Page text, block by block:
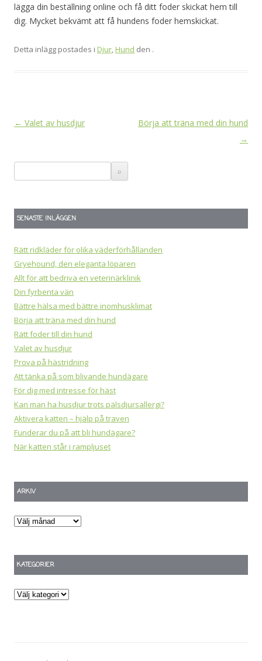
lägga din beställning online och få ditt foder skickat hem till
dig. Mycket bekvämt att få hundens foder hemskickat.
Detta inlägg postades i Djur,Hund den .
Inläggsnavigering
← Valet av husdjur
Börja att träna med din hund
→
SENASTE INLÄGGEN
Rätt ridkläder för olika väderförhållanden
Gryehound, den eleganta löparen
Allt för att bedriva en veterinärklinik
Din fyrbenta vän
Bättre hälsa med bättre inomhusklimat
Börja att träna med din hund
Rätt foder till din hund
Valet av husdjur
Prova på hästridning
Att tänka på som blivande hundägare
För dig med intresse för häst
Kan man ha husdjur trots pälsdjursallergi?
Aktivera katten – hjälp på traven
Funderar du på att bli hundägare?
När katten står i rampljuset
ARKIV
Arkiv
KATEGORIER
Kategorier